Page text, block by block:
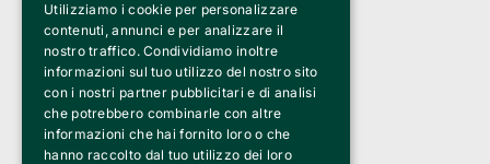
Clappit is a trademark of:
Bemils Srl
a Socio Unico
Via Fosse Ardeatine, 4 -20092 Cinisello Balsamo (MI)
PI 05589050961
Iscr. C.C.I.A.A. Milano R.E.A. 1833471
© 2010-2025 Bemils Srl - All rights reserved
Credits:
Utilizziamo i cookie per personalizzare
contenuti, annunci e per analizzare il
nostro traffico. Condividiamo inoltre
informazioni sul tuo utilizzo del nostro sito
con i nostri partner pubblicitari e di analisi
che potrebbero combinarle con altre
informazioni che hai fornito loro o che
hanno raccolto dal tuo utilizzo dei loro